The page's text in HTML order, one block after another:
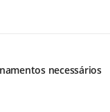
necessários